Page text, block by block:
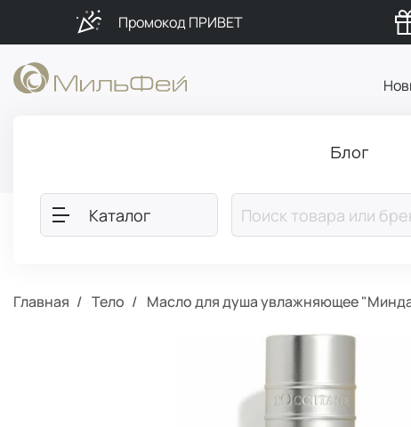
Промокод ПРИВЕТ
Блог
Каталог
Главная Тело Масло для душа увлажняющее